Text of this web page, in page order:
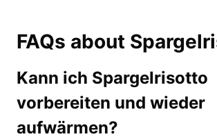
FAQs about
Kann ich Spargelrisotto
vorbereiten und wieder
aufwärmen?